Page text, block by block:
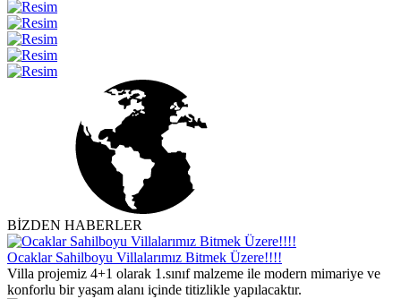
BİZDEN HABERLER
Ocaklar Sahilboyu Villalarımız Bitmek Üzere!!!!
Villa projemiz 4+1 olarak 1.sınıf malzeme ile modern mimariye ve
konforlu bir yaşam alanı içinde titizlikle yapılacaktır.